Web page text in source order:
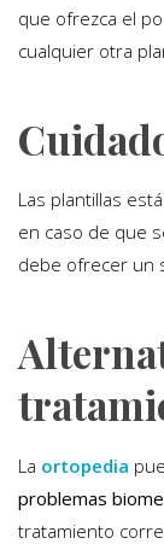
que ofrezca el
cualquier otra
Las plantillas
en caso de que
debe ofrecer un
La ortopedia
problemas
tratamiento